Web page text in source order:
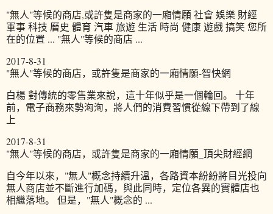
"無人"等候的商店,或許隻是商家的一廂情願 社會 娛樂 財經
軍事 科技 曆史 體育 汽車 旅遊 生活 時尚 健康 遊戲 搞笑 您所
在的位置 ... "無人"等候的商店 ...
2017-8-31
"無人"等候的商店，或許隻是商家的一廂情願-智快網
白楊 對傳統的零售業來說，這十年似乎是一個輪回。 十年
前，電子商務來勢洶洶，將人們的消費習慣從線下帶到了線
上
2017-8-31
"無人"等候的商店，或許隻是商家的一廂情願_頂尖財經網
自今年以來，"無人"概念持續升溫，各路資本紛紛將目光投向
無人商店並不斷進行加碼，與此同時，定位各異的實體店也
相繼落地。 但是，"無人"概念的 ...